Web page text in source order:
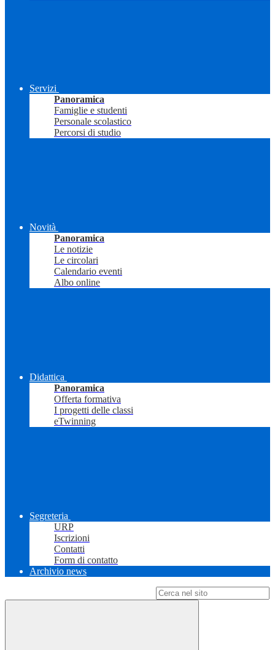
Servizi
Panoramica
Famiglie e studenti
Personale scolastico
Percorsi di studio
Novità
Panoramica
Le notizie
Le circolari
Calendario eventi
Albo online
Didattica
Panoramica
Offerta formativa
I progetti delle classi
eTwinning
Segreteria
URP
Iscrizioni
Contatti
Form di contatto
Archivio news